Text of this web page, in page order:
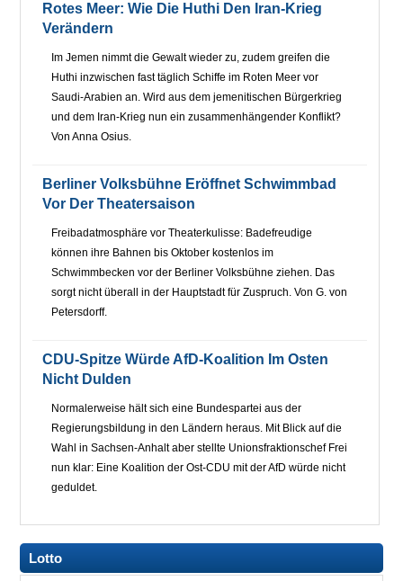
Rotes Meer: Wie Die Huthi Den Iran-Krieg
Verändern
Im Jemen nimmt die Gewalt wieder zu, zudem greifen die
Huthi inzwischen fast täglich Schiffe im Roten Meer vor
Saudi-Arabien an. Wird aus dem jemenitischen Bürgerkrieg
und dem Iran-Krieg nun ein zusammenhängender Konflikt?
Von Anna Osius.
Berliner Volksbühne Eröffnet Schwimmbad
Vor Der Theatersaison
Freibadatmosphäre vor Theaterkulisse: Badefreudige
können ihre Bahnen bis Oktober kostenlos im
Schwimmbecken vor der Berliner Volksbühne ziehen. Das
sorgt nicht überall in der Hauptstadt für Zuspruch. Von G. von
Petersdorff.
CDU-Spitze Würde AfD-Koalition Im Osten
Nicht Dulden
Normalerweise hält sich eine Bundespartei aus der
Regierungsbildung in den Ländern heraus. Mit Blick auf die
Wahl in Sachsen-Anhalt aber stellte Unionsfraktionschef Frei
nun klar: Eine Koalition der Ost-CDU mit der AfD würde nicht
geduldet.
Lotto